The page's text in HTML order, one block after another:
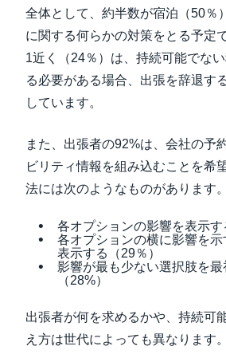
全体として、約半数が宿泊（50％
に関する何らかの対策をとる予定
1近く（24％）は、持続可能でな
る必要がある場合、出張を辞退す
しています。
また、出張者の92%は、会社の予
ビリティ情報を組み込むことを希
法には次のようなものがあります。
各オプションの影響を表示す
各オプションの横に影響を
表示する（29％）
影響が最も少ない選択肢を最
（28%）
出張者が何を求めるかや、持続可
え方は世代によっても異なります